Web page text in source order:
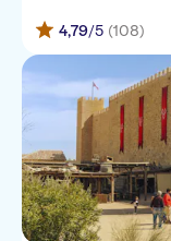
4,79/5 (108)